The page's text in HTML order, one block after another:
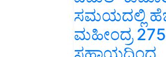
ಸಮಯದಲ್ಲಿ
ಮಹೀಂದ್ರ